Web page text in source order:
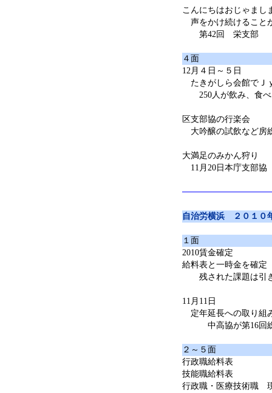
こんにちはおじゃまし
声をかけ続けること
第42回 栄支部
４面
12月４日～５日
たきがしら会館でＪ
250人が飲み、食べ
区支部協の行楽会
大吟醸の試飲など房
大満足のみかん狩り
11月20日本庁支部協
自治労横浜 ２０１０
１面
2010賃金確定
給料表と一時金を確定
残された課題は引
11月11日
定年延長への取り組
中高協が第16回
２～５面
行政職給料表
技能職給料表
行政職・医療技術職